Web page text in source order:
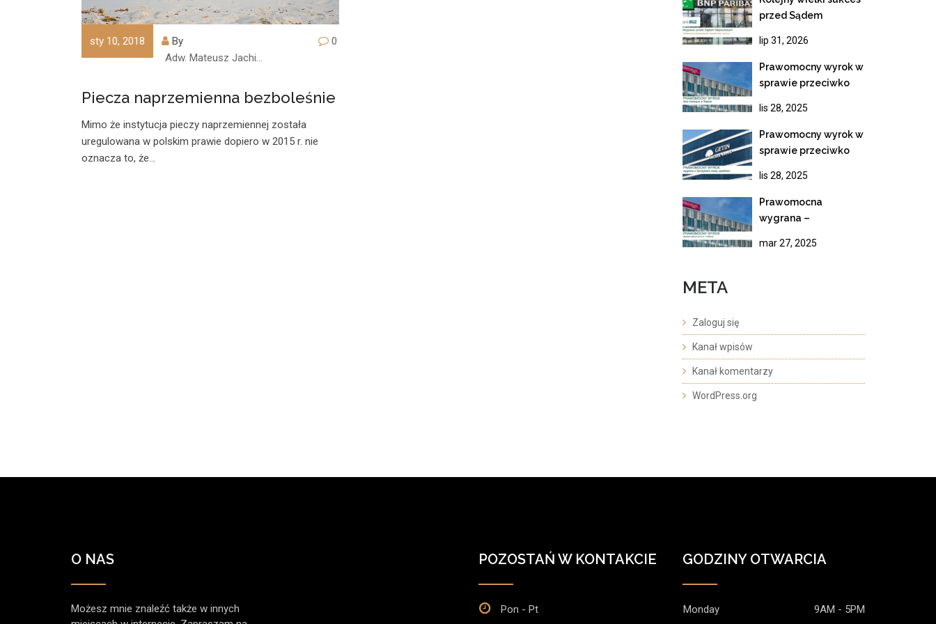
sty 10, 2018
By
Adw. Mateusz Jachimczyk
0
Piecza naprzemienna bezboleśnie
Mimo że instytucja pieczy naprzemiennej została
uregulowana w polskim prawie dopiero w 2015 r. nie
oznacza to, że…
przed Sądem
Wygrana z BNP
Paribas i ostateczne
unieważnienie
lip 31, 2026
Prawomocny wyrok w
sprawie przeciwko
Rekordowe tempo
rozpoznania apelacji
lis 28, 2025
Prawomocny wyrok w
sprawie przeciwko
upadłości Getin
Noble Bank
lis 28, 2025
Prawomocna
wygrana –
kredytowej Banku
mar 27, 2025
META
Zaloguj się
Kanał wpisów
Kanał komentarzy
WordPress.org
O NAS
Możesz mnie znaleźć także w innych
POZOSTAŃ W KONTAKCIE
Pon - Pt
GODZINY OTWARCIA
Monday 9AM - 5PM